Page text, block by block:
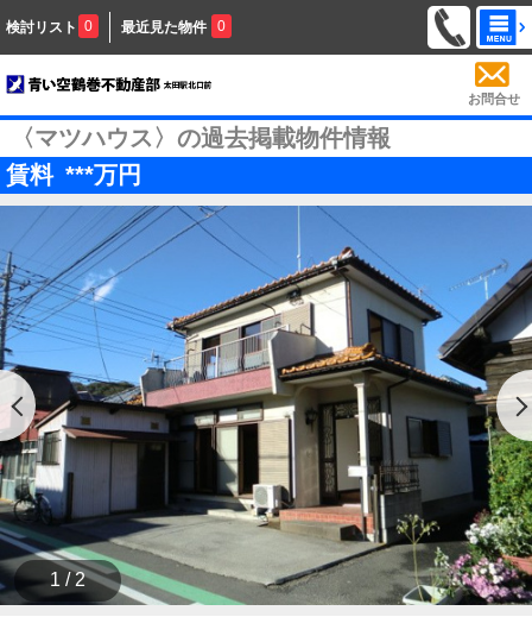
検討リスト 0 最近見た物件 0
お問合せ
〈マツハウス〉の過去掲載物件情報
賃料 ***万円
1 / 2